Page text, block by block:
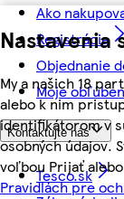
Nastavenia
My a našich 18
alebo k nim
identifikátorom v
osobných údajov.
voľbou Prijať
Pravidlách pre
Ako
Registrácia
Objednanie
Moje
Kontaktujte nás
Tesco.sk